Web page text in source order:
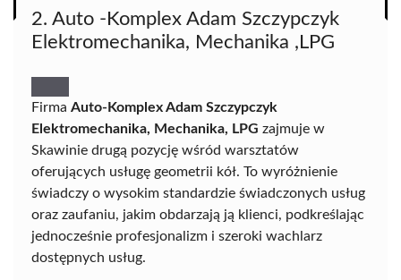
2. Auto -Komplex Adam Szczypczyk
Elektromechanika, Mechanika ,LPG
Firma Auto-Komplex Adam Szczypczyk
Elektromechanika, Mechanika, LPG zajmuje w
Skawinie drugą pozycję wśród warsztatów
oferujących usługę geometrii kół. To wyróżnienie
świadczy o wysokim standardzie świadczonych usług
oraz zaufaniu, jakim obdarzają ją klienci, podkreślając
jednocześnie profesjonalizm i szeroki wachlarz
dostępnych usług.